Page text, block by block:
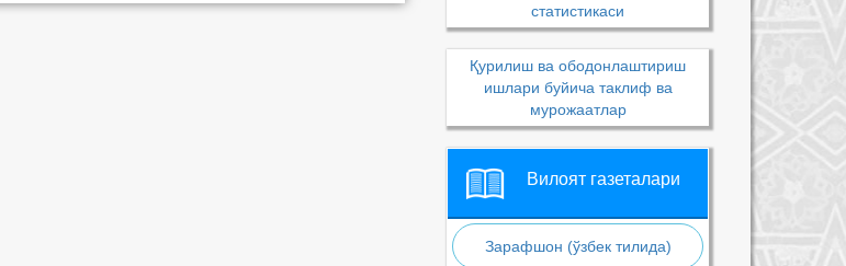
статистикаси
Қурилиш ва ободонлаштириш
ишлари буйича таклиф ва
мурожаатлар
Вилоят газеталари
Зарафшон (ўзбек тилида)